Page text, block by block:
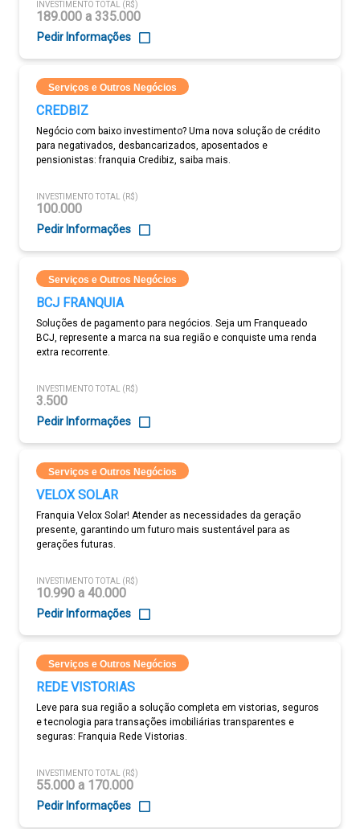
INVESTIMENTO TOTAL (R$)
189.000 a 335.000
Pedir Informações
Serviços e Outros Negócios
CREDBIZ
Negócio com baixo investimento? Uma nova solução de crédito
para negativados, desbancarizados, aposentados e
pensionistas: franquia Credibiz, saiba mais.
INVESTIMENTO TOTAL (R$)
100.000
Pedir Informações
Serviços e Outros Negócios
BCJ FRANQUIA
Soluções de pagamento para negócios. Seja um Franqueado
BCJ, represente a marca na sua região e conquiste uma renda
extra recorrente.
INVESTIMENTO TOTAL (R$)
3.500
Pedir Informações
Serviços e Outros Negócios
VELOX SOLAR
Franquia Velox Solar! Atender as necessidades da geração
presente, garantindo um futuro mais sustentável para as
gerações futuras.
INVESTIMENTO TOTAL (R$)
10.990 a 40.000
Pedir Informações
Serviços e Outros Negócios
REDE VISTORIAS
Leve para sua região a solução completa em vistorias, seguros
e tecnologia para transações imobiliárias transparentes e
seguras: Franquia Rede Vistorias.
INVESTIMENTO TOTAL (R$)
55.000 a 170.000
Pedir Informações